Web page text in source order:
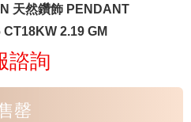
天然鑽飾 PENDANT
2.19 GM
諮詢
罄